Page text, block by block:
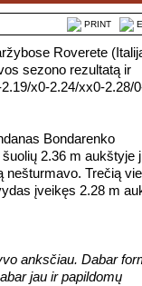
PRINT
Roverete
sezono rezultatą ir
x0-2.24/xx0-2.28/
Bondarenko
2.36 m aukštyje
nešturmavo. Trečią
įveikęs 2.28 m
anksčiau. Dabar
jau ir papildomų